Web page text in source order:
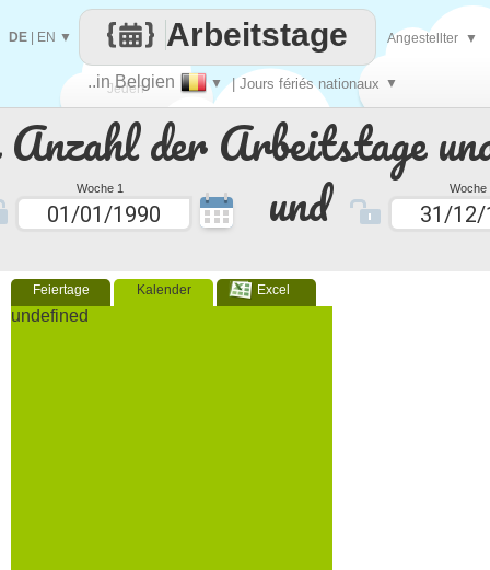
Anzahl der Arbeitstage
Woche 1 und Woche
Feiertage Kalender Excel
undefined
Jeden
Tag
..in Belgien ▼ | Jours fériés nationaux ▼
Arbeitstage
DE EN ▼ Angestellter ▼